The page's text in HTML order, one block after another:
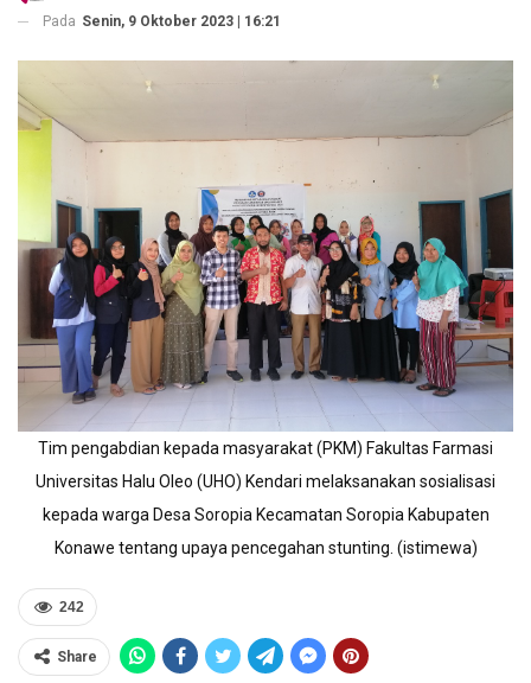
Pada Senin, 9 Oktober 2023 | 16:21
Tim pengabdian kepada masyarakat (PKM) Fakultas Farmasi
Universitas Halu Oleo (UHO) Kendari melaksanakan sosialisasi
kepada warga Desa Soropia Kecamatan Soropia Kabupaten
Konawe tentang upaya pencegahan stunting. (istimewa)
242
Share